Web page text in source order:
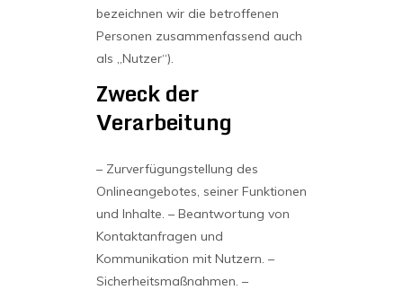
bezeichnen wir die betroffenen
Personen zusammenfassend auch
als „Nutzer“).
Zweck der
Verarbeitung
– Zurverfügungstellung des
Onlineangebotes, seiner Funktionen
und Inhalte. – Beantwortung von
Kontaktanfragen und
Kommunikation mit Nutzern. –
Sicherheitsmaßnahmen. –